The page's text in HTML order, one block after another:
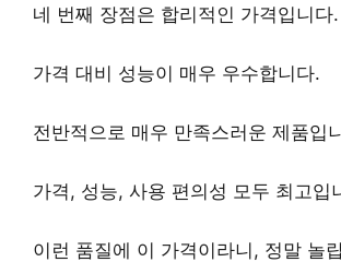
네 번째 장점은 합리적인 가격입니다.
가격 대비 성능이 매우 우수합니다.
전반적으로 매우 만족스러운 제품입
가격, 성능, 사용 편의성 모두 최고입
이런 품질에 이 가격이라니, 정말 놀